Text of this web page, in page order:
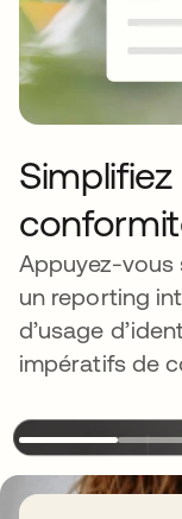
Appuyez-vous
un reporting
d’usage
impératifs de